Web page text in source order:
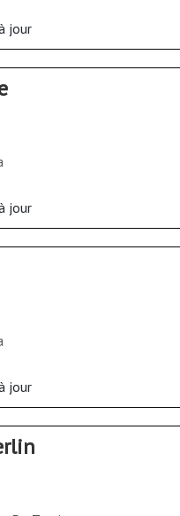
jour
jour
jour